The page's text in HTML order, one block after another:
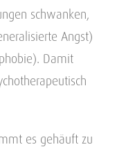
schwanken,
Angst)
Damit
es gehäuft zu